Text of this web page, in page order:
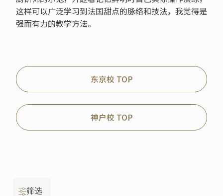
这样可以广泛学习到法国甜点的脉络和技法，我觉得是
强而有力的教学方法。
东京校 TOP
神户校 TOP
筛选